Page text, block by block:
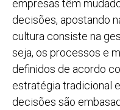
empresas têm
decisões, apostando
cultura consiste na
seja, os processos e
definidos de acordo
estratégia tradicional
decisões são